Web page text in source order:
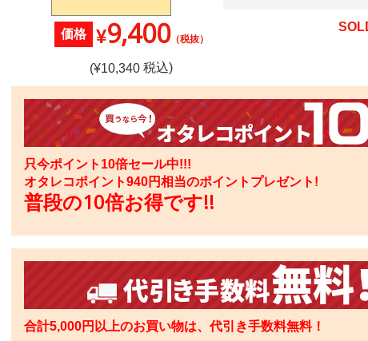
価格 ¥9,400（税抜）
(¥10,340 税込)
只今ポイント10倍セール中!!!
オタレコポイント940円相当のポイントプレゼント!
普段の10倍お得です!!
合計5,000円以上のお買い物は、代引き手数料無料！